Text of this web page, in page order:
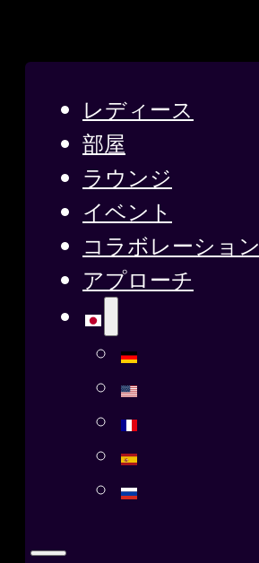
レディース
部屋
ラウンジ
イベント
コラボレーション
アプローチ